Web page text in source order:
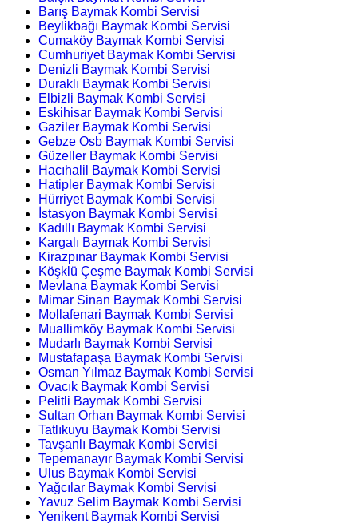
Barış Baymak Kombi Servisi
Beylikbağı Baymak Kombi Servisi
Cumaköy Baymak Kombi Servisi
Cumhuriyet Baymak Kombi Servisi
Denizli Baymak Kombi Servisi
Duraklı Baymak Kombi Servisi
Elbizli Baymak Kombi Servisi
Eskihisar Baymak Kombi Servisi
Gaziler Baymak Kombi Servisi
Gebze Osb Baymak Kombi Servisi
Güzeller Baymak Kombi Servisi
Hacıhalil Baymak Kombi Servisi
Hatipler Baymak Kombi Servisi
Hürriyet Baymak Kombi Servisi
İstasyon Baymak Kombi Servisi
Kadıllı Baymak Kombi Servisi
Kargalı Baymak Kombi Servisi
Kirazpınar Baymak Kombi Servisi
Köşklü Çeşme Baymak Kombi Servisi
Mevlana Baymak Kombi Servisi
Mimar Sinan Baymak Kombi Servisi
Mollafenari Baymak Kombi Servisi
Muallimköy Baymak Kombi Servisi
Mudarlı Baymak Kombi Servisi
Mustafapaşa Baymak Kombi Servisi
Osman Yılmaz Baymak Kombi Servisi
Ovacık Baymak Kombi Servisi
Pelitli Baymak Kombi Servisi
Sultan Orhan Baymak Kombi Servisi
Tatlıkuyu Baymak Kombi Servisi
Tavşanlı Baymak Kombi Servisi
Tepemanayır Baymak Kombi Servisi
Ulus Baymak Kombi Servisi
Yağcılar Baymak Kombi Servisi
Yavuz Selim Baymak Kombi Servisi
Yenikent Baymak Kombi Servisi